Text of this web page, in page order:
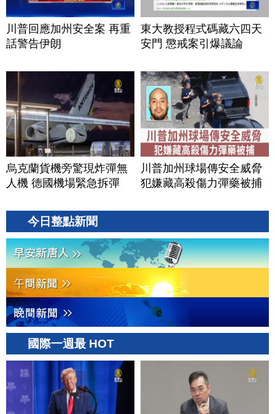
川普回應加州安全案 再重
話警告伊朗
東大教授程式碼藏六四天
安門 懲戒案引爆議論
烏克蘭貨機旁驚現炸彈無
人機 德國機場緊急拆彈
川普加州球場傳安全威脅
犯嫌藏高殺傷力彈藥被捕
今日整點新聞
國際一週最 HOT